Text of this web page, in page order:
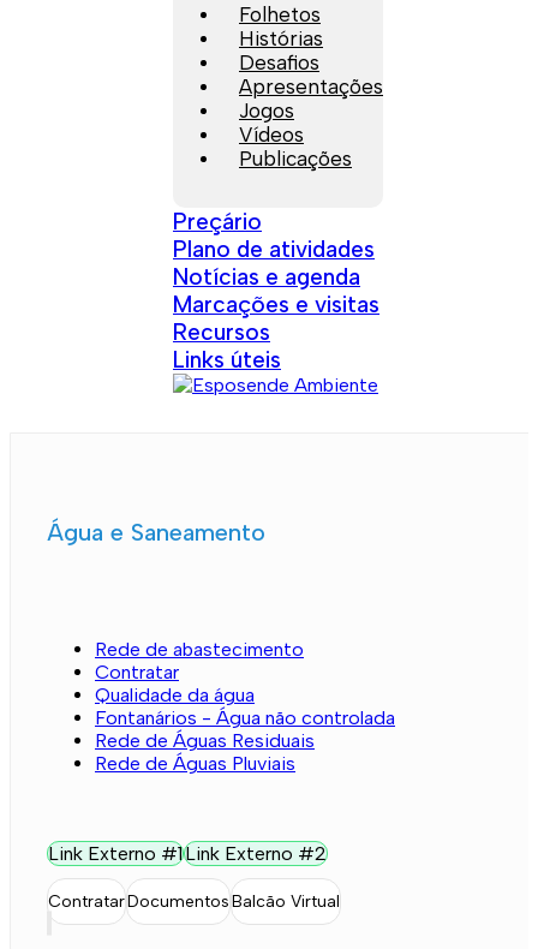
Folhetos
Histórias
Desafios
Apresentações
Jogos
Vídeos
Publicações
Preçário
Plano de atividades
Notícias e agenda
Marcações e visitas
Recursos
Links úteis
Água e Saneamento
Rede de abastecimento
Contratar
Qualidade da água
Fontanários - Água não controlada
Rede de Águas Residuais
Rede de Águas Pluviais
Link Externo #1Link Externo #2
ContratarDocumentosBalcão Virtual